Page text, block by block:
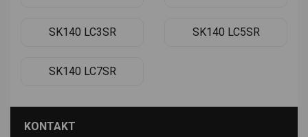
SK140 LC3SR SK140 LC5SR
SK140 LC7SR
KONTAKT